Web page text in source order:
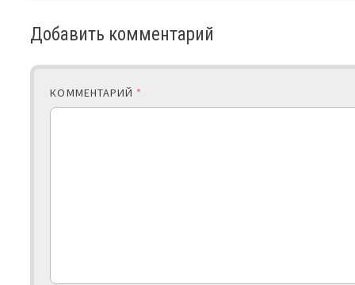
Добавить комментарий
КОММЕНТАРИЙ *